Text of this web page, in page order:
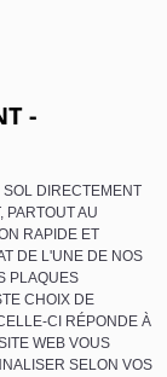
-
SOL DIRECTEMENT
PARTOUT AU
RAPIDE ET
DE L'UNE DE NOS
PLAQUES
CHOIX DE
CI RÉPONDE À
WEB VOUS
SELON VOS